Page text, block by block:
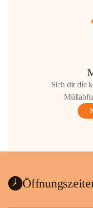
Sieh dir die